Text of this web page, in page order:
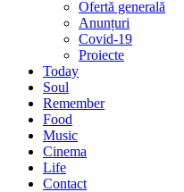
Ofertă generală
Anunțuri
Covid-19
Proiecte
Today
Soul
Remember
Food
Music
Cinema
Life
Contact